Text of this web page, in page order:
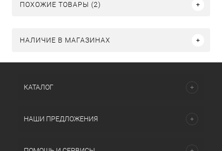
ПОХОЖИЕ ТОВАРЫ (2)
НАЛИЧИЕ В МАГАЗИНАХ
КАТАЛОГ
НАШИ ПРЕДЛОЖЕНИЯ